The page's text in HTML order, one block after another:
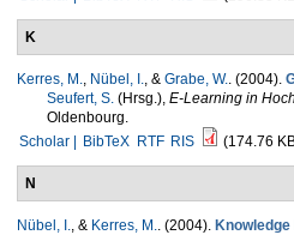
K
Kerres, M., Nübel, I., & Grabe, W.. (2004).
Seufert, S.(Hrsg.), E-Learning in
Oldenbourg.
Scholar |
BibTeX RTF RIS (174.76
N
Nübel, I., & Kerres, M.. (2004).